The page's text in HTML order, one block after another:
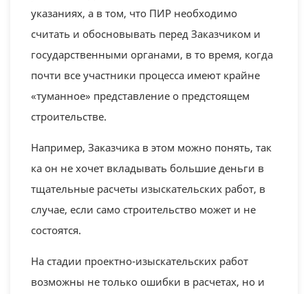
указаниях, а в том, что ПИР необходимо
считать и обосновывать перед Заказчиком и
государственными органами, в то время, когда
почти все участники процесса имеют крайне
«туманное» представление о предстоящем
строительстве.
Например, Заказчика в этом можно понять, так
ка он не хочет вкладывать большие деньги в
тщательные расчеты изыскательских работ, в
случае, если само строительство может и не
состоятся.
На стадии проектно-изыскательских работ
возможны не только ошибки в расчетах, но и